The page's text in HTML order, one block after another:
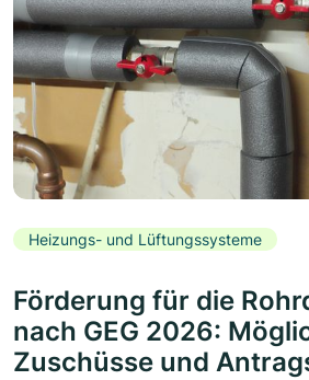
Heizungs- und Lüftungssysteme
Förderung für die
nach GEG 2026:
Zuschüsse und